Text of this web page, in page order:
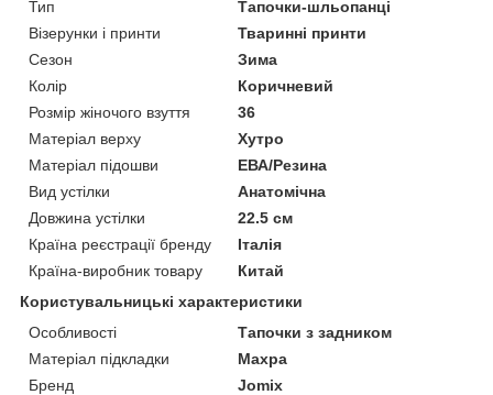
Тип
Тапочки-шльопанці
Візерунки і принти
Тваринні принти
Сезон
Зима
Колір
Коричневий
Розмір жіночого взуття
36
Матеріал верху
Хутро
Матеріал підошви
ЕВА/Резина
Вид устілки
Анатомічна
Довжина устілки
22.5 см
Країна реєстрації бренду
Італія
Країна-виробник товару
Китай
Користувальницькі характеристики
Особливості
Тапочки з задником
Матеріал підкладки
Махра
Бренд
Jomix